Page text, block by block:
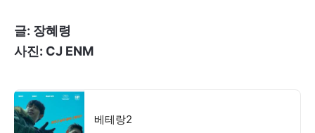
글: 장혜령
사진: CJ ENM
베테랑2